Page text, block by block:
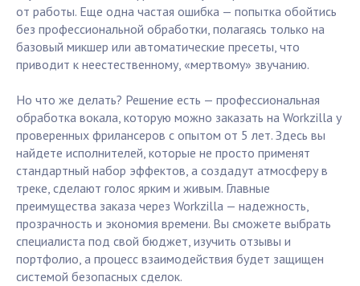
от работы. Еще одна частая ошибка — попытка обойтись
без профессиональной обработки, полагаясь только на
базовый микшер или автоматические пресеты, что
приводит к неестественному, «мертвому» звучанию.
Но что же делать? Решение есть — профессиональная
обработка вокала, которую можно заказать на Workzilla у
проверенных фрилансеров с опытом от 5 лет. Здесь вы
найдете исполнителей, которые не просто применят
стандартный набор эффектов, а создадут атмосферу в
треке, сделают голос ярким и живым. Главные
преимущества заказа через Workzilla — надежность,
прозрачность и экономия времени. Вы сможете выбрать
специалиста под свой бюджет, изучить отзывы и
портфолио, а процесс взаимодействия будет защищен
системой безопасных сделок.